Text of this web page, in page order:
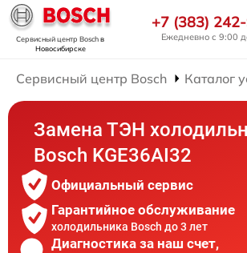
Сервисный центр Boschв
Новосибирске
+7 (383)
Ежедневно с 9:00
Сервисный центр Bosch Каталог
Замена ТЭН
Bosch KGE36AI32
Официальный сервис
Гарантийное обслуживание
холодильника Bosch до 3 лет
Диагностика за наш счет,